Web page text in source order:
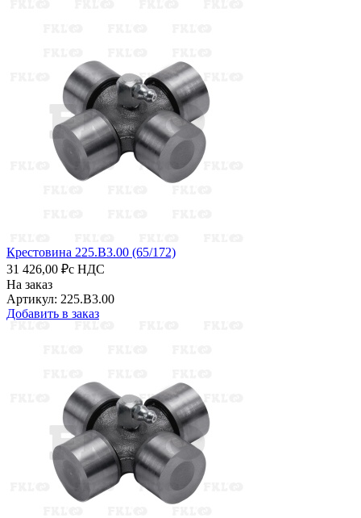
Крестовина 225.B3.00 (65/172)
31 426,00 ₽с НДС
На заказ
Артикул: 225.B3.00
Добавить в заказ